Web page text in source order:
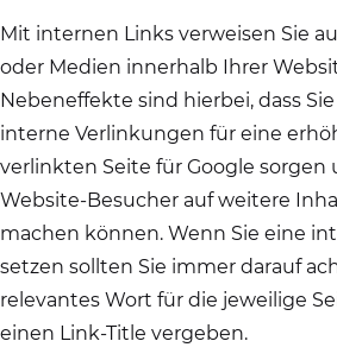
Mit internen Links verweisen Sie
oder Medien innerhalb Ihrer
Nebeneffekte sind hierbei, dass
interne Verlinkungen für eine
verlinkten Seite für Google sorgen
Website-Besucher auf weitere
machen können. Wenn Sie eine
setzen sollten Sie immer darauf
relevantes Wort für die jeweilige
einen Link-Title vergeben.